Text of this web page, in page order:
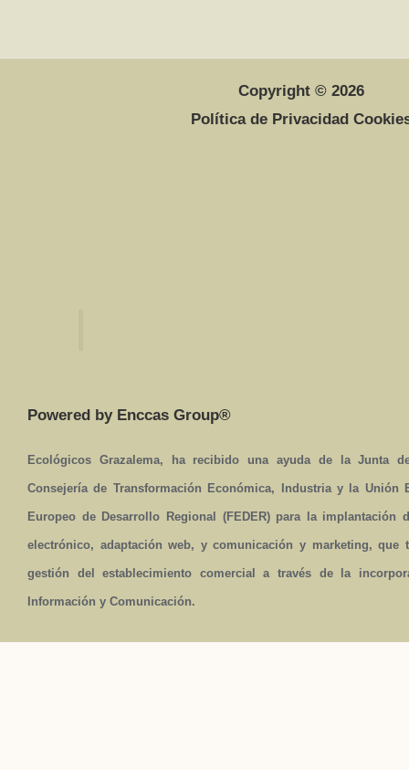
Copyright © 2026
Política de Privacidad
Powered by Enccas Group®
Ecológicos Grazalema, ha recibido una ayuda de la Junta
Consejería de Transformación Económica, Industria y la Unión
Europeo de Desarrollo Regional (FEDER) para la implantación
electrónico, adaptación web, y comunicación y marketing,
gestión del establecimiento comercial a través de la
Información y Comunicación.